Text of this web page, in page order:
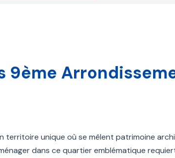
9ème
territoire unique où se mêlent patrimoine
dans ce quartier emblématique